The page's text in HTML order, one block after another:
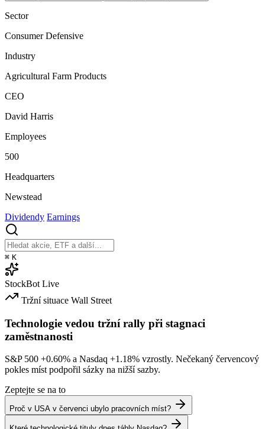
Sector
Consumer Defensive
Industry
Agricultural Farm Products
CEO
David Harris
Employees
500
Headquarters
Newstead
Dividendy Earnings
⌘ K
StockBot Live
Tržní situace Wall Street
Technologie vedou tržní rally při stagnaci
zaměstnanosti
S&P 500 +0.60% a Nasdaq +1.18% vzrostly. Nečekaný červencový
pokles míst podpořil sázky na nižší sazby.
Zeptejte se na to
Proč v USA v červenci ubylo pracovních míst?